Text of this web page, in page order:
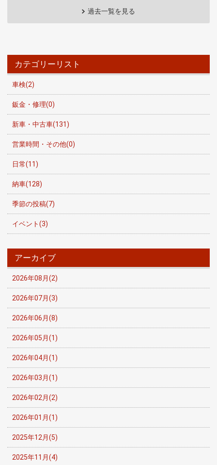
過去一覧を見る
カテゴリーリスト
車検(2)
鈑金・修理(0)
新車・中古車(131)
営業時間・その他(0)
日常(11)
納車(128)
季節の投稿(7)
イベント(3)
アーカイブ
2026年08月(2)
2026年07月(3)
2026年06月(8)
2026年05月(1)
2026年04月(1)
2026年03月(1)
2026年02月(2)
2026年01月(1)
2025年12月(5)
2025年11月(4)